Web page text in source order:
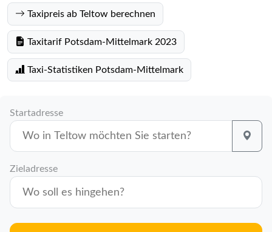
Taxipreis ab Teltow berechnen
Taxitarif Potsdam-Mittelmark 2023
Taxi-Statistiken Potsdam-Mittelmark
Startadresse
Zieladresse